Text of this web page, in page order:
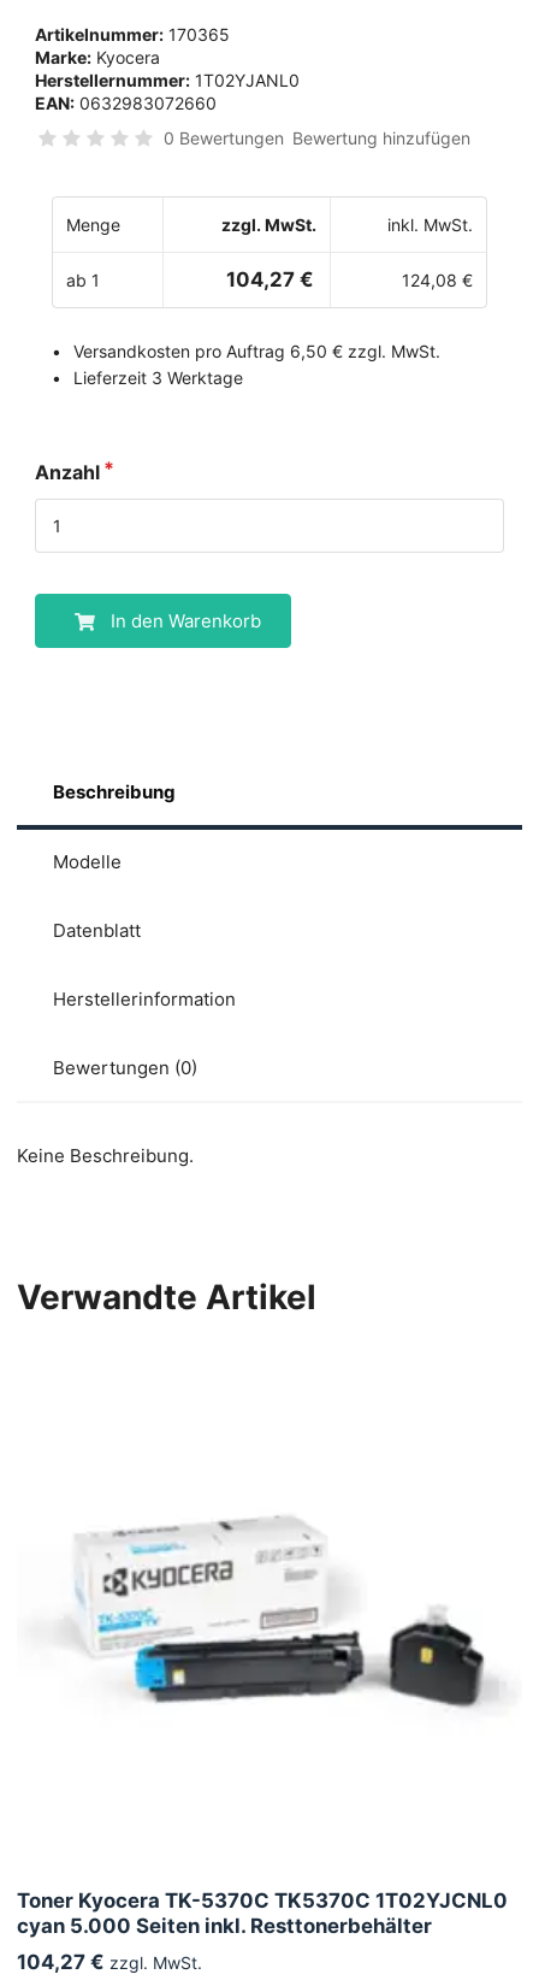
Artikelnummer: 170365
Marke: Kyocera
Herstellernummer: 1T02YJANL0
EAN: 0632983072660
0 Bewertungen Bewertung hinzufügen
Menge zzgl. MwSt. inkl. MwSt.
ab 1 104,27 € 124,08 €
Versandkosten pro Auftrag 6,50 € zzgl. MwSt.
Lieferzeit 3 Werktage
Anzahl
In den Warenkorb
Beschreibung
Modelle
Datenblatt
Herstellerinformation
Bewertungen (0)
Keine Beschreibung.
Verwandte Artikel
Toner Kyocera TK-5370C TK5370C 1T02YJCNL0
cyan 5.000 Seiten inkl. Resttonerbehälter
104,27 € zzgl. MwSt.